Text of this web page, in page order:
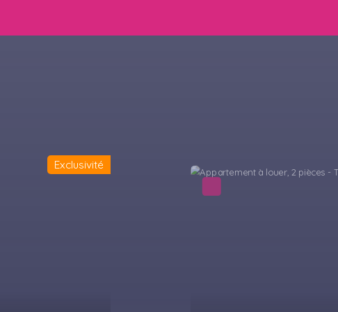
Exclusivité